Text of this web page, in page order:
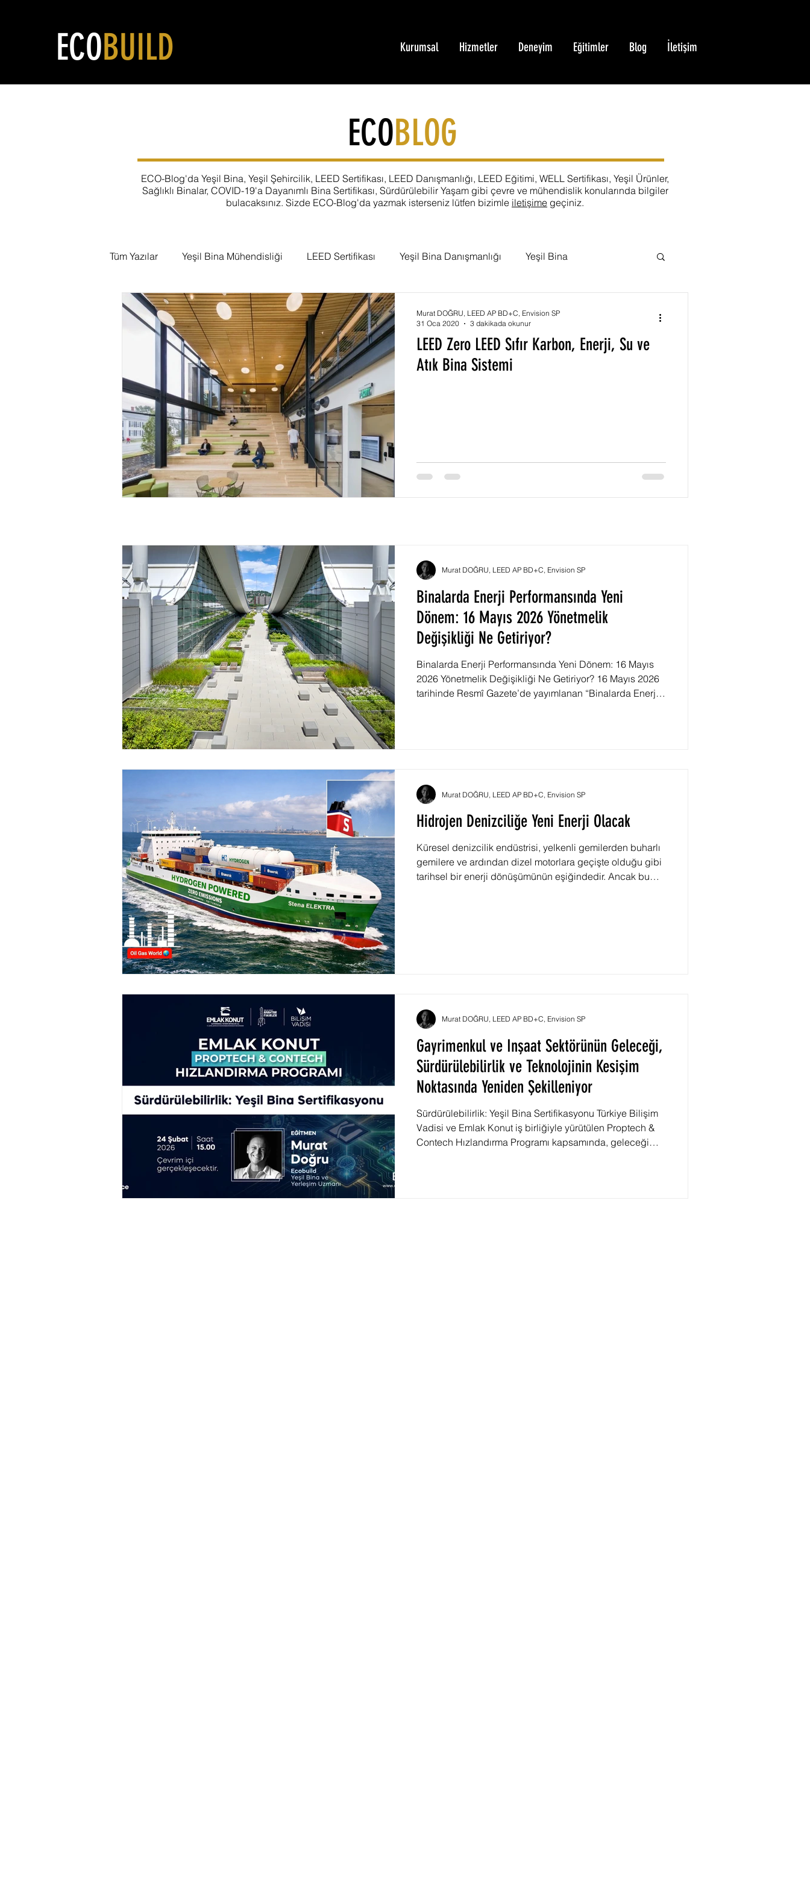
ECOBUILD Kurumsal Hizmetler Deneyim Eğitimler Blog İletişim
ECOBLOG
ECO-Blog'da Yeşil Bina, Yeşil Şehircilik, LEED Sertifikası, LEED Danışmanlığı, LEED Eğitimi, WELL Sertifikası, Yeşil Ürünler,
Sağlıklı Binalar, COVID-19'a Dayanımlı Bina Sertifikası, Sürdürülebilir Yaşam gibi çevre ve mühendislik konularında bilgiler
bulacaksınız. Sizde ECO-Blog'da yazmak isterseniz lütfen bizimle iletişime geçiniz.
Tüm Yazılar Yeşil Bina Mühendisliği LEED Sertifikası Yeşil Bina Danışmanlığı Yeşil Bina
Yeşil Şehircilik LEED Eğitimi Green Building Yeşil Bina
Karbon Ayak İzi WELL Sertifikası Net Sıfır Enerji Bina Sera Gazı Emisyonu Yeşil Bina Sertifikası
Net Pozitif Bina LEED Danışmanlığı WELL Eğitimi
İklim Değişikliği Eylem Planı Akıllı Şehir LEED Sıfır Enerji
LEED Sıfır Su Yeşil Okul Yeşil Yollar Yeşil Çatı Corona Virüsü Envision
LEED Zero LEED Sıfır Karbon, Enerji, Su ve
Atık Bina Sistemi
Murat DOĞRU, LEED AP BD+C, Envision SP
31 Oca 2020
3 dakikada okunur
Binalarda Enerji Performansında Yeni
Dönem: 16 Mayıs 2026 Yönetmelik
Değişikliği Ne Getiriyor?
Binalarda Enerji Performansında Yeni Dönem: 16 Mayıs
2026 Yönetmelik Değişikliği Ne Getiriyor? 16 Mayıs 2026
tarihinde Resmî Gazete’de yayımlanan “Binalarda Enerji
Murat DOĞRU, LEED AP BD+C, Envision SP
Hidrojen Denizciliğe Yeni Enerji Olacak
Küresel denizcilik endüstrisi, yelkenli gemilerden buharlı
gemilere ve ardından dizel motorlara geçişte olduğu gibi
tarihsel bir enerji dönüşümünün eşiğindedir. Ancak bu
Murat DOĞRU, LEED AP BD+C, Envision SP
Gayrimenkul ve İnşaat Sektörünün Geleceği,
Sürdürülebilirlik ve Teknolojinin Kesişim
Noktasında Yeniden Şekilleniyor
Sürdürülebilirlik: Yeşil Bina Sertifikasyonu Türkiye Bilişim
Vadisi ve Emlak Konut iş birliğiyle yürütülen Proptech &
Contech Hızlandırma Programı kapsamında, geleceği
Murat DOĞRU, LEED AP BD+C, Envision SP